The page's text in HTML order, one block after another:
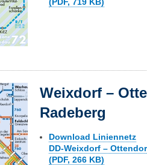
Weixdorf –
Radeberg
Download Liniennetz
DD-Weixdorf –
(PDF, 266 KB)